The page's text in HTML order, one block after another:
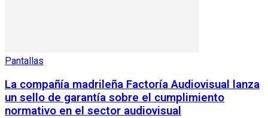
Pantallas
La compañía madrileña Factoría Audiovisual lanza
un sello de garantía sobre el cumplimiento
normativo en el sector audiovisual